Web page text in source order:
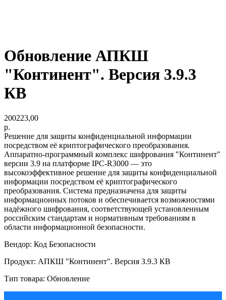
Обновление АПКШ
"Континент". Версия 3.9.3
КВ
200223,00
р.
Решение для защиты конфиденциальной информации
посредством её криптографического преобразования.
Аппаратно-программный комплекс шифрования "Континент"
версии 3.9 на платформе IPC-R3000 — это
высокоэффективное решение для защиты конфиденциальной
информации посредством её криптографического
преобразования. Система предназначена для защиты
информационных потоков и обеспечивается возможностями
надёжного шифрования, соответствующей установленным
российским стандартам и нормативным требованиям в
области информационной безопасности.
Вендор: Код Безопасности
Продукт: АПКШ "Континент". Версия 3.9.3 КВ
Тип товара: Обновление